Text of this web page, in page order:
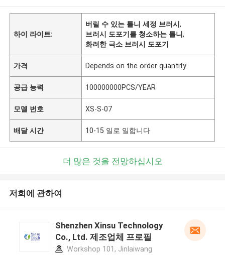
하이 라이트:
버릴 수 있는 틀니 세정 브러시,
브러시 도포기를 청소하는 틀니,
화려한 극소 브러시 도포기
가격 Depends on the order quantity
공급 능력 100000000PCS/YEAR
모델 번호 XS-S-07
배달 시간 10-15 일로 일합니다
더 많은 것을 전망하십시오
저희에 관하여
Shenzhen Xinsu Technology
Co., Ltd. 제조업체 프로필
Workshop 101, Jinlaiwang